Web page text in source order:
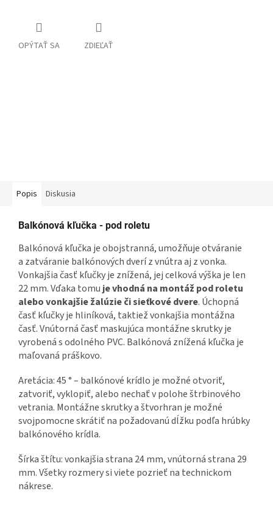
OPÝTAŤ SA ZDIEĽAŤ
Popis Diskusia
Balkónová kľučka - pod roletu
Balkónová kľučka je obojstranná, umožňuje otváranie
a zatváranie balkónových dverí z vnútra aj z vonka.
Vonkajšia časť kľučky je znížená, jej celková výška je len
22 mm. Vďaka tomu je vhodná na montáž pod roletu
alebo vonkajšie žalúzie či sieťkové dvere. Úchopná
časť kľučky je hliníková, taktiež vonkajšia montážna
časť. Vnútorná časť maskujúca montážne skrutky je
vyrobená s odolného PVC. Balkónová znížená kľučka je
maľovaná práškovo.
Aretácia: 45 ° – balkónové krídlo je možné otvoriť,
zatvoriť, vyklopiť, alebo nechať v polohe štrbinového
vetrania. Montážne skrutky a štvorhran je možné
svojpomocne skrátiť na požadovanú dĺžku podľa hrúbky
balkónového krídla.
Šírka štítu: vonkajšia strana 24 mm, vnútorná strana 29
mm. Všetky rozmery si viete pozrieť na technickom
nákrese.